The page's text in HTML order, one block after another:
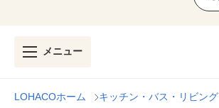
メニュー
LOHACOホーム キッチン・バス・リビング